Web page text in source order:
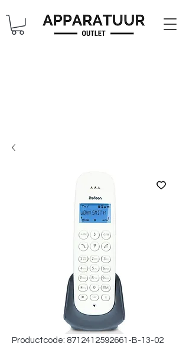
Productcode: 8712412592661-B-13-02